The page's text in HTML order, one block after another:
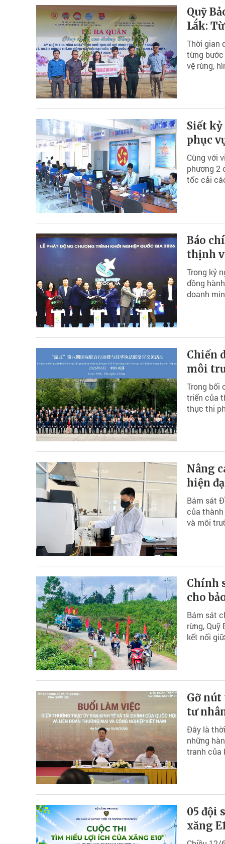
Quỹ
Lắk:
Thời gian
từng
vệ rừng,
Siết kỷ
phục
Cùng với
phương 2
tốc cải
Báo
thịnh
Trong kỷ
đồng
doanh
Chiến
môi
Trong bối
triển của
thực thi
Nâng
hiện
Bám sát
của thành
và môi
Chính
cho
Bám sát
rừng, Quỹ
kết nối
Gỡ nút
tư
Đây là
những
tranh của
05 đội
xăng